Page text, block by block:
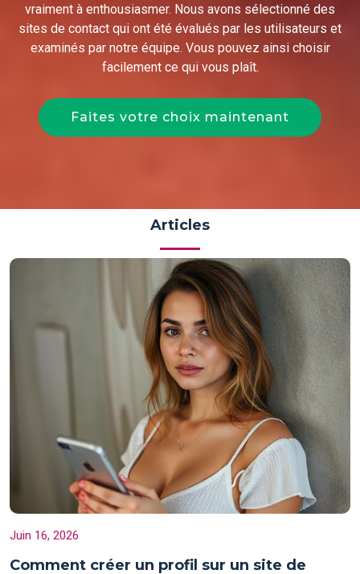
vraiment à enthousiasmer. Nous avons sélectionné des
sites de contact qui ont été évalués par les utilisateurs et
examinés par notre équipe. Vous pouvez ainsi choisir
facilement ce qui vous plaît.
Faites votre choix maintenant
Articles
Juin 16, 2026
Comment créer un profil sur un site de